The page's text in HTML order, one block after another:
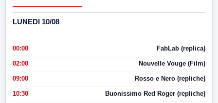
LUNEDI 10/08
00:00 FabLab (replica)
02:00 Nouvelle Vouge (Film)
09:00 Rosso e Nero (repliche)
10:30 Buonissimo Red Roger (repliche)